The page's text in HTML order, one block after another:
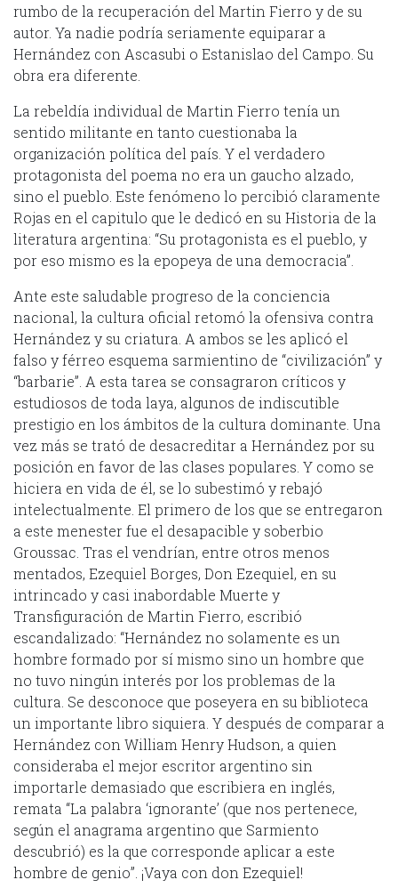
rumbo de la recuperación del Martin Fierro y de su
autor. Ya nadie podría seriamente equiparar a
Hernández con Ascasubi o Estanislao del Campo. Su
obra era diferente.
La rebeldía individual de Martin Fierro tenía un
sentido militante en tanto cuestionaba la
organización política del país. Y el verdadero
protagonista del poema no era un gaucho alzado,
sino el pueblo. Este fenómeno lo percibió claramente
Rojas en el capitulo que le dedicó en su Historia de la
literatura argentina: “Su protagonista es el pueblo, y
por eso mismo es la epopeya de una democracia”.
Ante este saludable progreso de la conciencia
nacional, la cultura oficial retomó la ofensiva contra
Hernández y su criatura. A ambos se les aplicó el
falso y férreo esquema sarmientino de “civilización” y
“barbarie”. A esta tarea se consagraron críticos y
estudiosos de toda laya, algunos de indiscutible
prestigio en los ámbitos de la cultura dominante. Una
vez más se trató de desacreditar a Hernández por su
posición en favor de las clases populares. Y como se
hiciera en vida de él, se lo subestimó y rebajó
intelectualmente. El primero de los que se entregaron
a este menester fue el desapacible y soberbio
Groussac. Tras el vendrían, entre otros menos
mentados, Ezequiel Borges, Don Ezequiel, en su
intrincado y casi inabordable Muerte y
Transfiguración de Martin Fierro, escribió
escandalizado: “Hernández no solamente es un
hombre formado por sí mismo sino un hombre que
no tuvo ningún interés por los problemas de la
cultura. Se desconoce que poseyera en su biblioteca
un importante libro siquiera. Y después de comparar a
Hernández con William Henry Hudson, a quien
consideraba el mejor escritor argentino sin
importarle demasiado que escribiera en inglés,
remata “La palabra ‘ignorante’ (que nos pertenece,
según el anagrama argentino que Sarmiento
descubrió) es la que corresponde aplicar a este
hombre de genio”. ¡Vaya con don Ezequiel!